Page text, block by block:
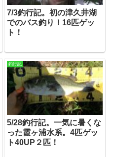
7/3釣行記。初の津久井湖
でのバス釣り！16匹ゲッ
ト！
釣行記
5/28釣行記。一気に暑くな
った霞ヶ浦水系。4匹ゲッ
ト40UP２匹！